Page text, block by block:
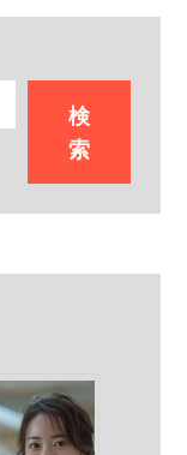
検
索